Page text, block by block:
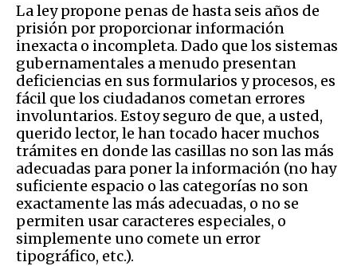
La ley propone penas de hasta seis años de
prisión por proporcionar información
inexacta o incompleta. Dado que los sistemas
gubernamentales a menudo presentan
deficiencias en sus formularios y procesos, es
fácil que los ciudadanos cometan errores
involuntarios. Estoy seguro de que, a usted,
querido lector, le han tocado hacer muchos
trámites en donde las casillas no son las más
adecuadas para poner la información (no hay
suficiente espacio o las categorías no son
exactamente las más adecuadas, o no se
permiten usar caracteres especiales, o
simplemente uno comete un error
tipográfico, etc.).